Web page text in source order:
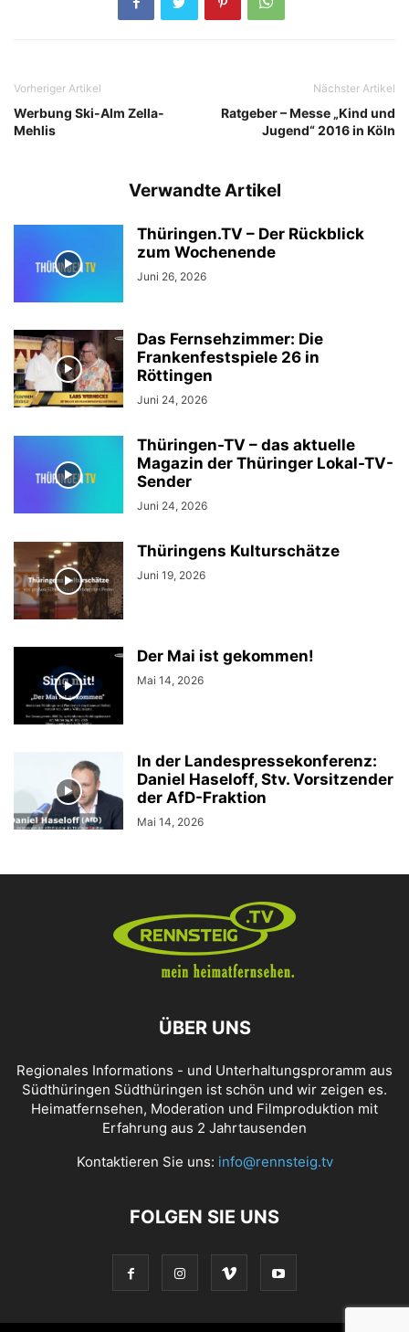
Vorheriger Artikel
Werbung Ski-Alm Zella-
Mehlis
Nächster Artikel
Ratgeber – Messe „Kind und
Jugend“ 2016 in Köln
Verwandte Artikel
Thüringen.TV – Der Rückblick
zum Wochenende
Juni 26, 2026
Das Fernsehzimmer: Die
Frankenfestspiele 26 in
Röttingen
Juni 24, 2026
Thüringen-TV – das aktuelle
Magazin der Thüringer Lokal-TV-
Sender
Juni 24, 2026
Thüringens Kulturschätze
Juni 19, 2026
Der Mai ist gekommen!
Mai 14, 2026
In der Landespressekonferenz:
Daniel Haseloff, Stv. Vorsitzender
der AfD-Fraktion
Mai 14, 2026
ÜBER UNS
Regionales Informations - und Unterhaltungsproramm aus
Südthüringen Südthüringen ist schön und wir zeigen es.
Heimatfernsehen, Moderation und Filmproduktion mit
Erfahrung aus 2 Jahrtausenden
Kontaktieren Sie uns: info@rennsteig.tv
FOLGEN SIE UNS